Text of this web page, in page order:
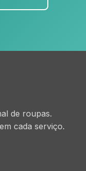
de roupas.
cada serviço.